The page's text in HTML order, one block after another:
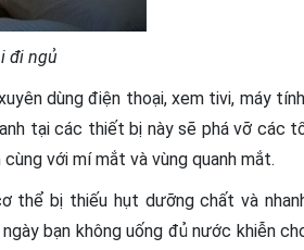
đi ngủ
dùng điện thoại, xem tivi, máy
tại các thiết bị này sẽ phá vỡ các
với mí mắt và vùng quanh mắt.
thể bị thiếu hụt dưỡng chất và
bạn không uống đủ nước khiễn